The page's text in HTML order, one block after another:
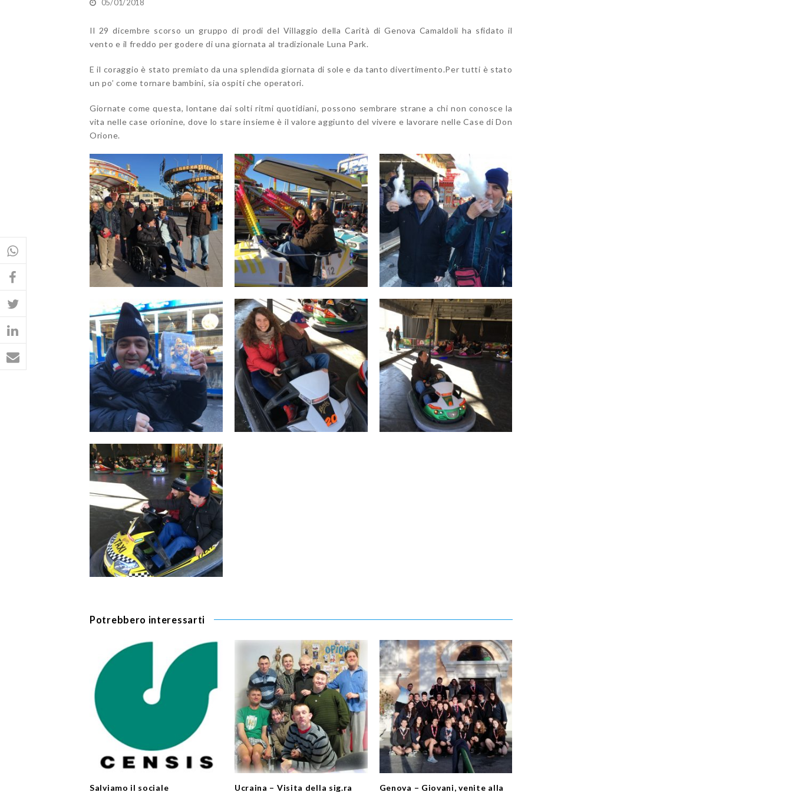
05/01/2018
Il 29 dicembre scorso un gruppo di prodi del Villaggio della Carità di Genova Camaldoli ha sfidato il
vento e il freddo per godere di una giornata al tradizionale Luna Park.
E il coraggio è stato premiato da una splendida giornata di sole e da tanto divertimento.Per tutti è stato
un po’ come tornare bambini, sia ospiti che operatori.
Giornate come questa, lontane dai solti ritmi quotidiani, possono sembrare strane a chi non conosce la
vita nelle case orionine, dove lo stare insieme è il valore aggiunto del vivere e lavorare nelle Case di Don
Orione.
Potrebbero interessarti
Salviamo il sociale
Ucraina – Visita della sig.ra
Genova – Giovani, venite alla